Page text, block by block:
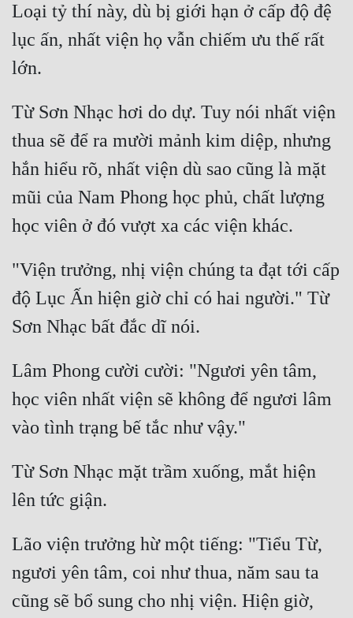
Loại tỷ thí này, dù bị giới hạn ở cấp độ đệ
lục ấn, nhất viện họ vẫn chiếm ưu thế rất
Từ Sơn Nhạc hơi do dự. Tuy nói nhất viện
thua sẽ để ra mười mảnh kim diệp, nhưng
hắn hiểu rõ, nhất viện dù sao cũng là mặt
mũi của Nam Phong học phủ, chất lượng
"Viện trưởng, nhị viện chúng ta đạt tới cấp
độ Lục Ấn hiện giờ chỉ có hai người." Từ
Lâm Phong cười cười: "Ngươi yên tâm,
học viên nhất viện sẽ không để ngươi lâm
Từ Sơn Nhạc mặt trầm xuống, mắt hiện
Lão viện trưởng hừ một tiếng: "Tiểu Từ,
ngươi yên tâm, coi như thua, năm sau ta
cũng sẽ bổ sung cho nhị viện. Hiện giờ,